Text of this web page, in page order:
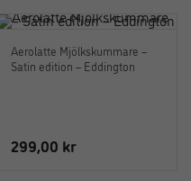
Aerolatte Mjölkskummare –
Satin edition – Eddington
299,00 kr